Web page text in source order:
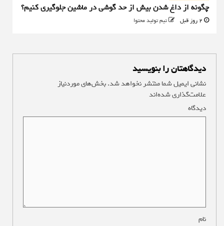
چگونه از داغ شدن بیش از حد گوشی در ماشین جلوگیری کنیم؟
تیم تولید محتوا
دیدگاهتان را بنویسید
نشانی ایمیل شما منتشر نخواهد شد.بخش‌های موردنیاز
علامت‌گذاری شده‌اند
دیدگاه
نام